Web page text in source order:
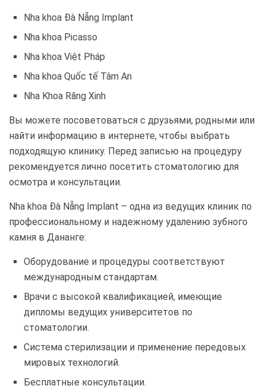
Nha khoa Đà Nẵng Implant
Nha khoa Picasso
Nha khoa Việt Pháp
Nha khoa Quốc tế Tâm An
Nha Khoa Răng Xinh
Вы можете посоветоваться с друзьями, родными или
найти информацию в интернете, чтобы выбрать
подходящую клинику. Перед записью на процедуру
рекомендуется лично посетить стоматологию для
осмотра и консультации.
Nha khoa Đà Nẵng Implant – одна из ведущих клиник по
профессиональному и надежному удалению зубного
камня в Дананге:
Оборудование и процедуры соответствуют
международным стандартам.
Врачи с высокой квалификацией, имеющие
дипломы ведущих университетов по
стоматологии.
Система стерилизации и применение передовых
мировых технологий.
Бесплатные консультации.